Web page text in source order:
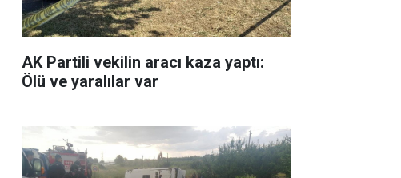
AK Partili vekilin aracı kaza yaptı:
Ölü ve yaralılar var